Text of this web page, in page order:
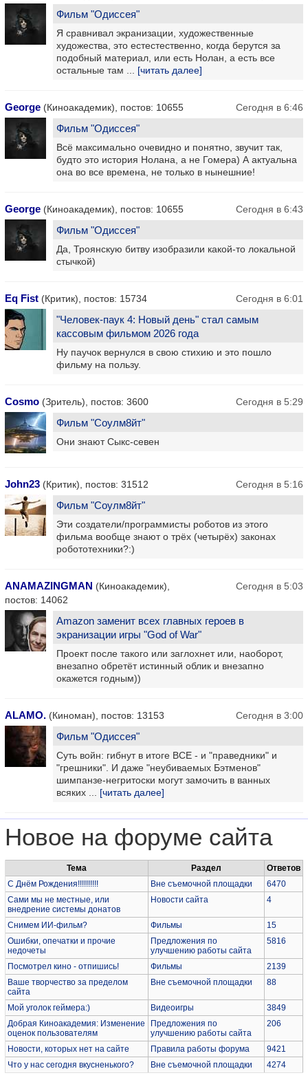
Фильм "Одиссея"
Я сравнивал экранизации, художественные
художества, это естестественно, когда берутся за
подобный материал, или есть Нолан, а есть все
остальные там ... [читать далее]
George (Киноакадемик), постов: 10655 Сегодня в 6:46
Фильм "Одиссея"
Всё максимально очевидно и понятно, звучит так,
будто это история Нолана, а не Гомера) А актуальна
она во все времена, не только в нынешние!
George (Киноакадемик), постов: 10655 Сегодня в 6:43
Фильм "Одиссея"
Да, Троянскую битву изобразили какой-то локальной
стычкой)
Eq Fist (Критик), постов: 15734 Сегодня в 6:01
"Человек-паук 4: Новый день" стал самым
кассовым фильмом 2026 года
Ну паучок вернулся в свою стихию и это пошло
фильму на пользу.
Cosmo (Зритель), постов: 3600 Сегодня в 5:29
Фильм "Соулм8йт"
Они знают Сыкс-севен
John23 (Критик), постов: 31512 Сегодня в 5:16
Фильм "Соулм8йт"
Эти создатели/программисты роботов из этого
фильма вообще знают о трёх (четырёх) законах
робототехники?:)
ANAMAZINGMAN (Киноакадемик),
постов: 14062
Сегодня в 5:03
Amazon заменит всех главных героев в
экранизации игры "God of War"
Проект после такого или заглохнет или, наоборот,
внезапно обретёт истинный облик и внезапно
окажется годным))
ALAMO. (Киноман), постов: 13153 Сегодня в 3:00
Фильм "Одиссея"
Суть войн: гибнут в итоге ВСЕ - и "праведники" и
"грешники". И даже "неубиваемых Бэтменов"
шимпанзе-негритоски могут замочить в ванных
всяких ... [читать далее]
Новое на форуме сайта
Тема Раздел
Ответов
С Днём Рождения!!!!!!!!!!
Вне съемочной площадки
6470
Сами мы не местные, или
внедрение системы донатов
Новости сайта 4
Снимем ИИ-фильм? Фильмы
15
Ошибки, опечатки и прочие
недочеты
Предложения по
улучшению работы сайта
5816
Посмотрел кино - отпишись! Фильмы
2139
Ваше творчество за пределом
сайта
Вне съемочной площадки 88
Мой уголок геймера:) Видеоигры
3849
Добрая Киноакадемия: Изменение
оценок пользователям
Предложения по
улучшению работы сайта
206
Новости, которых нет на сайте Правила работы форума
9421
Что у нас сегодня вкусненького?
Вне съемочной площадки 4274